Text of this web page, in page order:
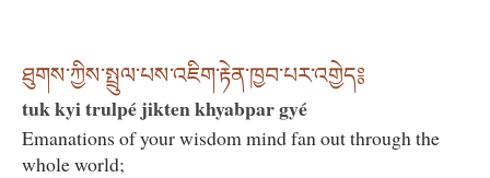
ཐུགས་ཀྱིས་སྤྲུལ་པས་འཇིག་རྟེན་ཁྱབ་པར་འགྱེད༔
tuk kyi trulpé jikten khyabpar gyé
Emanations of your wisdom mind fan out through the
whole world;